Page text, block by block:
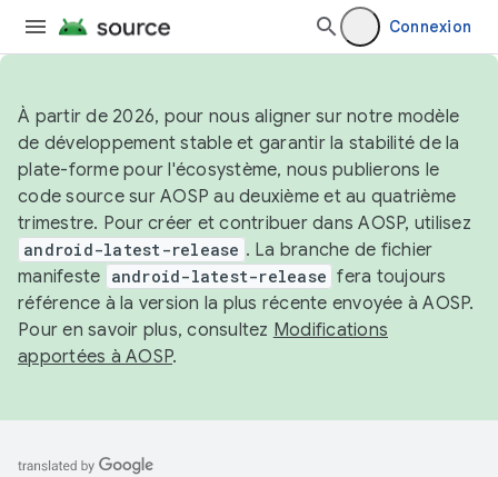
Connexion
À partir de 2026, pour nous aligner sur notre modèle
de développement stable et garantir la stabilité de la
plate-forme pour l'écosystème, nous publierons le
code source sur AOSP au deuxième et au quatrième
trimestre. Pour créer et contribuer dans AOSP, utilisez
android-latest-release . La branche de fichier
manifeste android-latest-release fera toujours
référence à la version la plus récente envoyée à AOSP.
Pour en savoir plus, consultez Modifications
apportées à AOSP.